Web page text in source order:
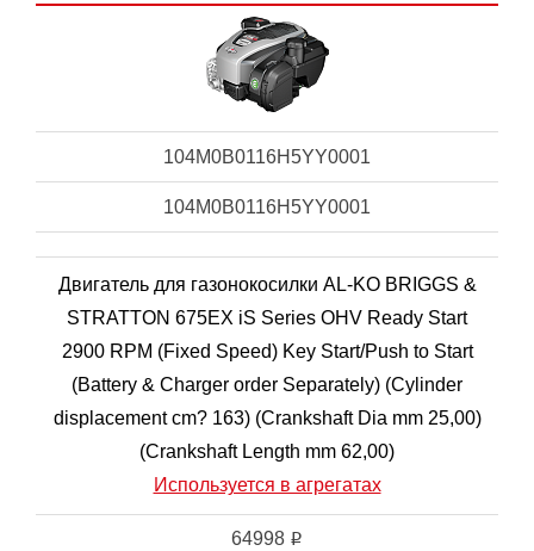
104M0B0116H5YY0001
104M0B0116H5YY0001
Двигатель для газонокосилки AL-KO BRIGGS &
STRATTON 675EX iS Series OHV Ready Start
2900 RPM (Fixed Speed) Key Start/Push to Start
(Battery & Charger order Separately) (Cylinder
displacement cm? 163) (Crankshaft Dia mm 25,00)
(Crankshaft Length mm 62,00)
Используется в агрегатах
64998 i